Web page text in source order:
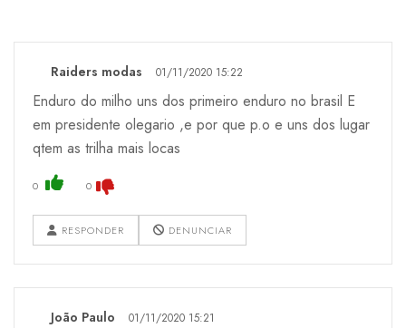
Raiders modas 01/11/2020 15:22
Enduro do milho uns dos primeiro enduro no brasil E
em presidente olegario ,e por que p.o e uns dos lugar
qtem as trilha mais locas
0 0
RESPONDER DENUNCIAR
João Paulo 01/11/2020 15:21